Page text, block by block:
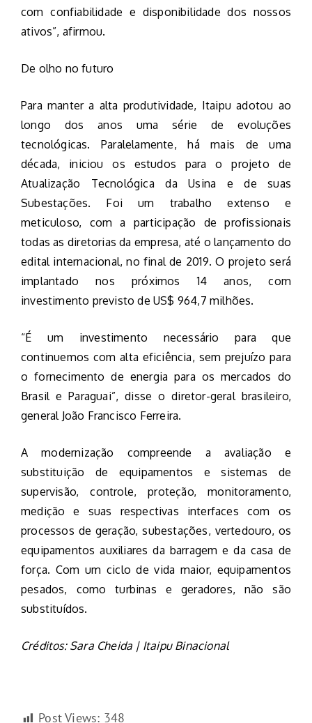
com confiabilidade e disponibilidade dos nossos
ativos”, afirmou.
De olho no futuro
Para manter a alta produtividade, Itaipu adotou ao
longo dos anos uma série de evoluções
tecnológicas. Paralelamente, há mais de uma
década, iniciou os estudos para o projeto de
Atualização Tecnológica da Usina e de suas
Subestações. Foi um trabalho extenso e
meticuloso, com a participação de profissionais
todas as diretorias da empresa, até o lançamento do
edital internacional, no final de 2019. O projeto será
implantado nos próximos 14 anos, com
investimento previsto de US$ 964,7 milhões.
“É um investimento necessário para que
continuemos com alta eficiência, sem prejuízo para
o fornecimento de energia para os mercados do
Brasil e Paraguai”, disse o diretor-geral brasileiro,
general João Francisco Ferreira.
A modernização compreende a avaliação e
substituição de equipamentos e sistemas de
supervisão, controle, proteção, monitoramento,
medição e suas respectivas interfaces com os
processos de geração, subestações, vertedouro, os
equipamentos auxiliares da barragem e da casa de
força. Com um ciclo de vida maior, equipamentos
pesados, como turbinas e geradores, não são
substituídos.
Créditos: Sara Cheida | Itaipu Binacional
Post Views: 348